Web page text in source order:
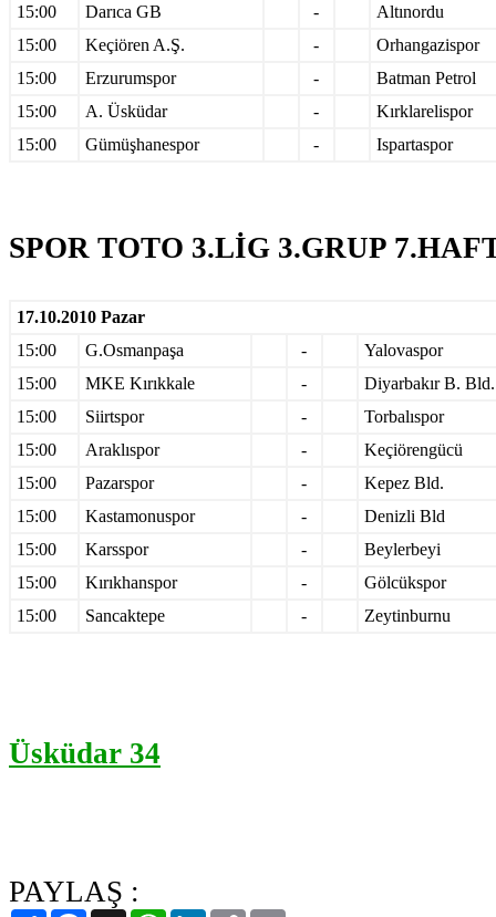
15:00
Darıca GB -
Altınordu
15:00
Keçiören A.Ş. -
Orhangazispor
15:00
Erzurumspor -
Batman Petrol
15:00
A. Üsküdar -
Kırklarelispor
15:00
Gümüşhanespor - Ispartaspor
SPOR TOTO 3.LİG 3.GRUP
17.10.2010 Pazar
15:00
G.Osmanpaşa -
Yalovaspor
15:00
MKE Kırıkkale -
Diyarbakır B. Bld.
15:00
Siirtspor -
Torbalıspor
15:00
Araklıspor -
Keçiörengücü
15:00
Pazarspor -
Kepez Bld.
15:00
Kastamonuspor -
Denizli Bld
15:00
Karsspor -
Beylerbeyi
15:00
Kırıkhanspor -
Gölcükspor
15:00
Sancaktepe - Zeytinburnu
Üsküdar 34
PAYLAŞ :